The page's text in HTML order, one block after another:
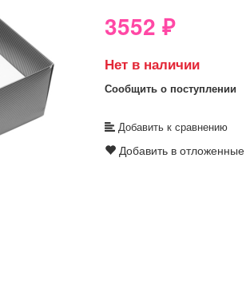
3552 ₽
Нет в наличии
Сообщить о поступлении
Добавить к сравнению
Добавить в отложенные